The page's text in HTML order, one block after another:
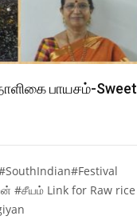
பாயசம்-Sweet
#சீயம் Link for Raw rice